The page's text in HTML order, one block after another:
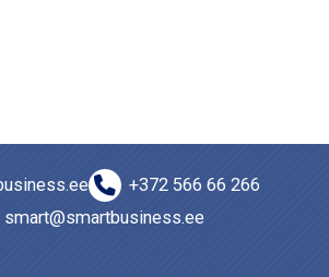
+372 566 66 266
smart@smartbusiness.ee